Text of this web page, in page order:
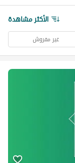
الأكثر مشاهدة
غير مفروش